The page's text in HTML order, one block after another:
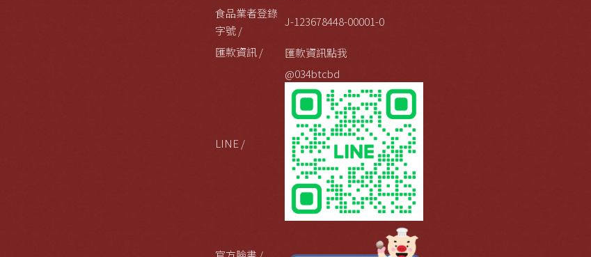
食品業者登錄
字號 /
J-123678448-00001-0
匯款資訊 / 匯款資訊點我
LINE /
@034btcbd